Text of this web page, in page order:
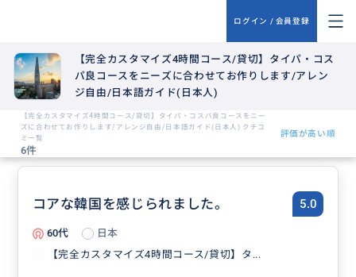
ログイン / 会員登録
【完全カスタマイズ4時間コース/貸切】タイパ・コス
パ良コースをニーズに合わせてお作りします/アレン
ジ自由/日本語ガイド(日本人)
【完全カスタマイズ4時間コース/貸切】タイパ・コスパ良コースをニー
ズに合わせてお作りします/アレンジ自由/日本語ガイド(日本人) クチコ
ミ一覧
6件
評価が高い順
コアな韓国を感じられました。 5.0
60代
日本
【完全カスタマイズ4時間コース/貸切】タ...